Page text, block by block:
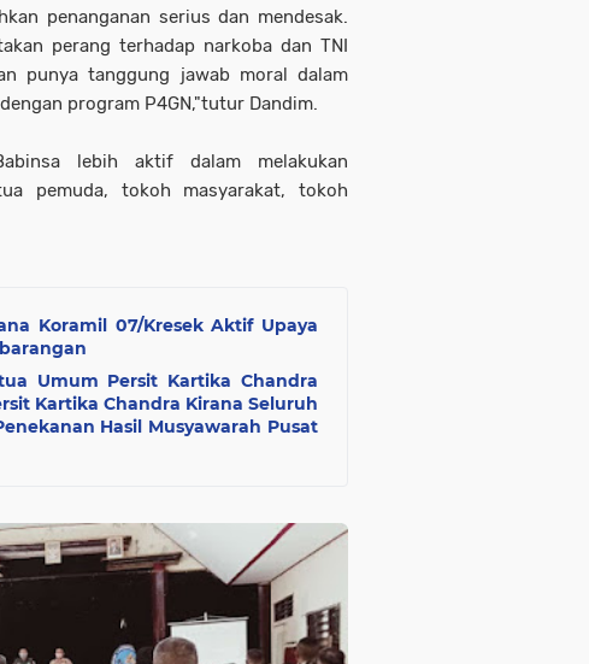
penanganan serius dan mendesak.
perang terhadap narkoba dan TNI
punya tanggung jawab moral dalam
program P4GN,"tutur Dandim.
lebih aktif dalam melakukan
pemuda, tokoh masyarakat, tokoh
Koramil 07/Kresek Aktif Upaya
Umum Persit Kartika Chandra
Kartika Chandra Kirana Seluruh
Hasil Musyawarah Pusat